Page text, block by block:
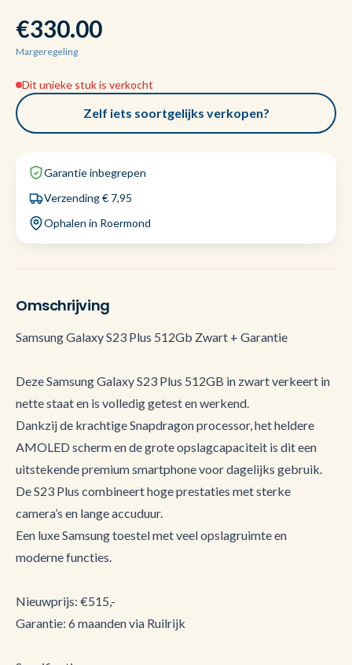
€330.00
Margeregeling
Dit unieke stuk is verkocht
Zelf iets soortgelijks verkopen?
Garantie inbegrepen
Verzending € 7,95
Ophalen in Roermond
Omschrijving
Samsung Galaxy S23 Plus 512Gb Zwart + Garantie
Deze Samsung Galaxy S23 Plus 512GB in zwart verkeert in
nette staat en is volledig getest en werkend.
Dankzij de krachtige Snapdragon processor, het heldere
AMOLED scherm en de grote opslagcapaciteit is dit een
uitstekende premium smartphone voor dagelijks gebruik.
De S23 Plus combineert hoge prestaties met sterke
camera’s en lange accuduur.
Een luxe Samsung toestel met veel opslagruimte en
moderne functies.
Nieuwprijs: €515,-
Garantie: 6 maanden via Ruilrijk